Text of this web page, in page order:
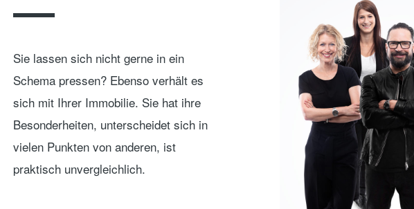
Sie lassen sich nicht gerne in ein
Schema pressen? Ebenso verhält es
sich mit Ihrer Immobilie. Sie hat ihre
Besonderheiten, unterscheidet sich in
vielen Punkten von anderen, ist
praktisch unvergleichlich.